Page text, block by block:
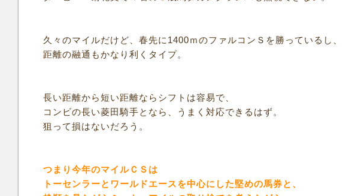
久々のマイルだけど、春先に1400ｍのファルコンＳを勝っているし、
距離の融通もかなり利くタイプ。
長い距離から短い距離ならシフトは容易で、
コンビの長い菱田騎手となら、うまく対応できるはず。
狙って損はないだろう。
つまり今年のマイルＣＳは
トーセンラーとワールドエースを中心にした堅めの馬券と、